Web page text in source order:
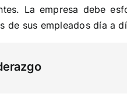
La empresa debe
de sus empleados día a